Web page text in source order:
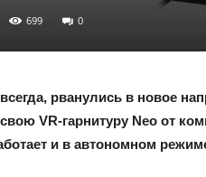
699 0
рванулись в новое
VR-гарнитуру Neo от
и в автономном